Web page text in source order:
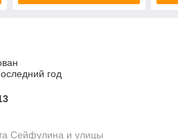
год
Сейфулина и улицы